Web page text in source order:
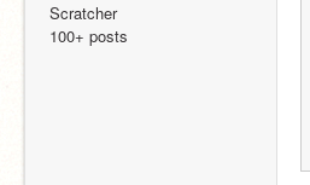
Scratcher
100+ posts